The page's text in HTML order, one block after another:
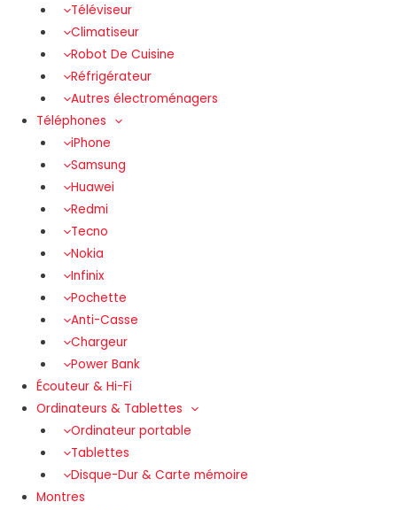
Téléviseur
Climatiseur
Robot De Cuisine
Réfrigérateur
Autres électroménagers
Téléphones
iPhone
Samsung
Huawei
Redmi
Tecno
Nokia
Infinix
Pochette
Anti-Casse
Chargeur
Power Bank
Écouteur & Hi-Fi
Ordinateurs & Tablettes
Ordinateur portable
Tablettes
Disque-Dur & Carte mémoire
Montres